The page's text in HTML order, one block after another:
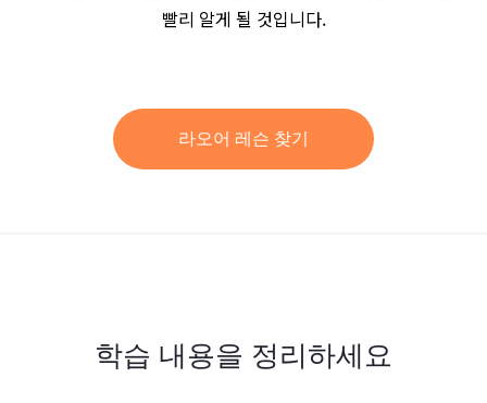
빨리 알게 될 것입니다.
라오어 레슨 찾기
학습 내용을 정리하세요